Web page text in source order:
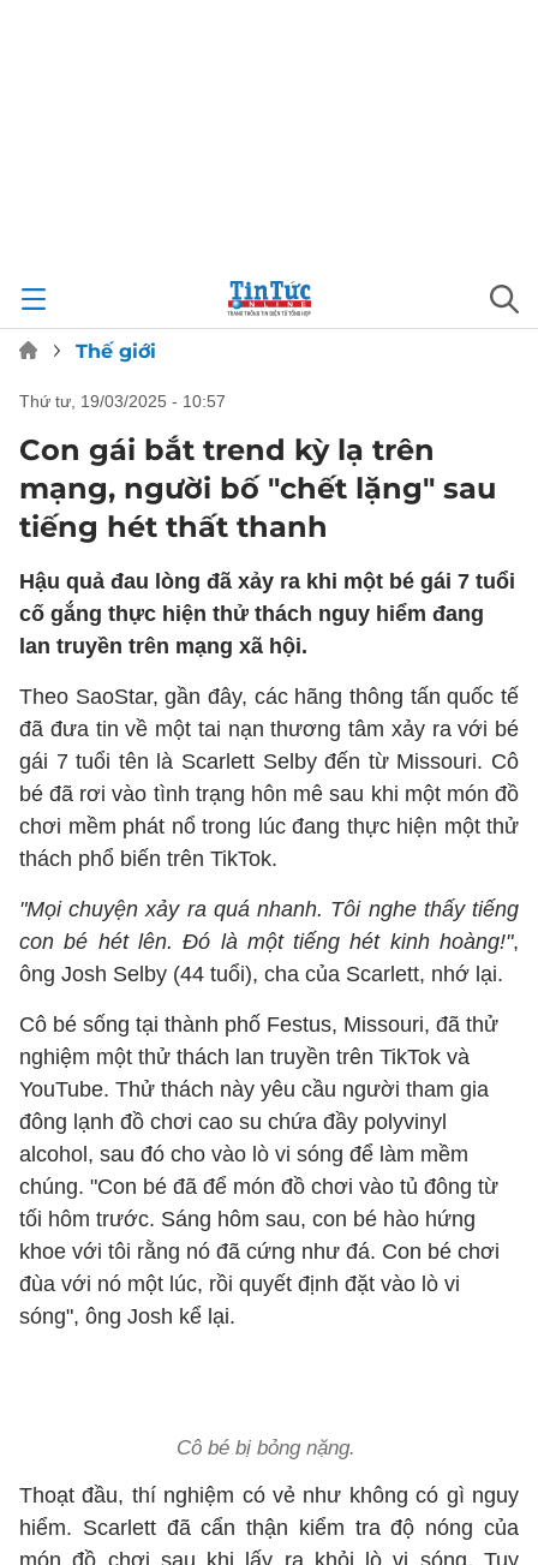
Thế giới
thứ tư, 19/03/2025 - 10:57
Con gái bắt trend kỳ lạ trên
mạng, người bố "chết lặng" sau
tiếng hét thất thanh
Hậu quả đau lòng đã xảy ra khi một bé gái 7 tuổi
cố gắng thực hiện thử thách nguy hiểm đang
lan truyền trên mạng xã hội.
Theo SaoStar, gần đây, các hãng thông tấn quốc tế
đã đưa tin về một tai nạn thương tâm xảy ra với bé
gái 7 tuổi tên là Scarlett Selby đến từ Missouri. Cô
bé đã rơi vào tình trạng hôn mê sau khi một món đồ
chơi mềm phát nổ trong lúc đang thực hiện một thử
thách phổ biến trên TikTok.
"Mọi chuyện xảy ra quá nhanh. Tôi nghe thấy tiếng
con bé hét lên. Đó là một tiếng hét kinh hoàng!",
ông Josh Selby (44 tuổi), cha của Scarlett, nhớ lại.
Cô bé sống tại thành phố Festus, Missouri, đã thử
nghiệm một thử thách lan truyền trên TikTok và
YouTube. Thử thách này yêu cầu người tham gia
đông lạnh đồ chơi cao su chứa đầy polyvinyl
alcohol, sau đó cho vào lò vi sóng để làm mềm
chúng. "Con bé đã để món đồ chơi vào tủ đông từ
tối hôm trước. Sáng hôm sau, con bé hào hứng
khoe với tôi rằng nó đã cứng như đá. Con bé chơi
đùa với nó một lúc, rồi quyết định đặt vào lò vi
sóng", ông Josh kể lại.
Cô bé bị bỏng nặng.
Thoạt đầu, thí nghiệm có vẻ như không có gì nguy
hiểm. Scarlett đã cẩn thận kiểm tra độ nóng của
món đồ chơi sau khi lấy ra khỏi lò vi sóng. Tuy